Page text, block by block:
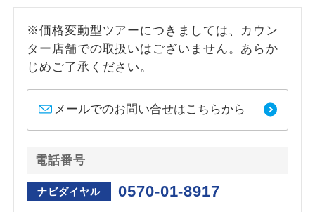
※価格変動型ツアーにつきましては、カウン
ター店舗での取扱いはございません。あらか
じめご了承ください。
メールでのお問い合せはこちらから
電話番号
ナビダイヤル 0570-01-8917